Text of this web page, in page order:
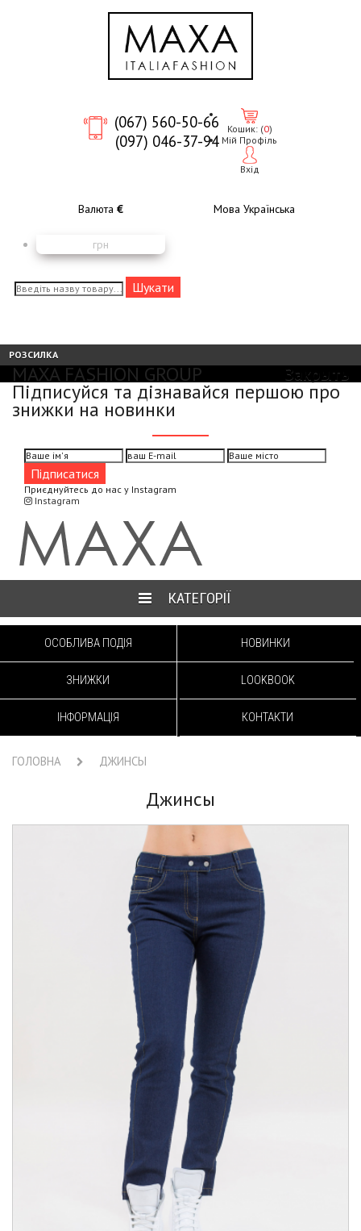
(067) 560-50-66
(097) 046-37-94
Кошик: (0)
Мій Профіль
Вхід
Валюта€
грн
Мова Українська
РОЗСИЛКА
Закрыть
MAXA FASHION GROUP
Підписуйся та дізнавайся першою про
знижки на новинки
Приєднуйтесь до нас у Instagram
Instagram
КАТЕГОРІЇ
ОСОБЛИВА ПОДІЯ НОВИНКИ
ЗНИЖКИ LOOKBOOK
ІНФОРМАЦІЯ КОНТАКТИ
ГОЛОВНА ДЖИНСЫ
Джинсы